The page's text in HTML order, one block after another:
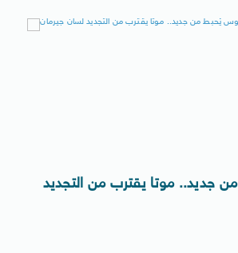
جديد.. موتا يقترب من التجديد